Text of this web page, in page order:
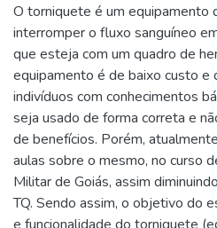
O torniquete é um equipamento
interromper o fluxo sanguíneo
que esteja com um quadro de
equipamento é de baixo custo e
indivíduos com conhecimentos
seja usado de forma correta e
de benefícios. Porém,
aulas sobre o mesmo, no curso
Militar de Goiás, assim
TQ. Sendo assim, o objetivo do